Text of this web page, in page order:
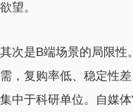
欲望。
其次是B端场景的局限性
需，复购率低、稳定性
集中于科研单位。自媒